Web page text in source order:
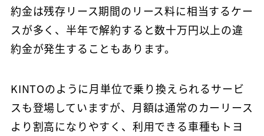
約金は残存リース期間のリース料に相当するケー
スが多く、半年で解約すると数十万円以上の違
約金が発生することもあります。
KINTOのように月単位で乗り換えられるサービ
スも登場していますが、月額は通常のカーリース
より割高になりやすく、利用できる車種もトヨ